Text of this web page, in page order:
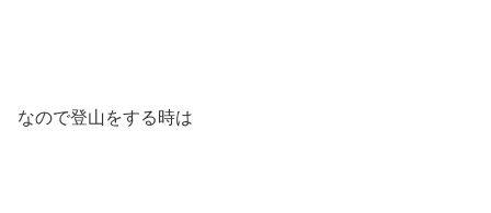
なので登山をする時は